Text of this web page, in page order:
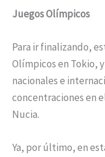
Juegos Olímpicos
Para ir finalizando,
Olímpicos en Tokio,
nacionales e
concentraciones en
Nucia.
Ya, por último, en